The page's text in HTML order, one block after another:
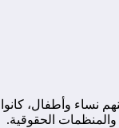
وأزواد منذ عام 2023، عُثر اليوم 4 يناير 2025
الحقوقية.